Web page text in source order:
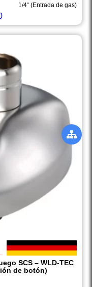
1/4“ (Entrada de gas)
SCS – WLD-TEC
de botón)